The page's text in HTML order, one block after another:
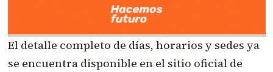
El detalle completo de días, horarios y sedes ya
se encuentra disponible en el sitio oficial de